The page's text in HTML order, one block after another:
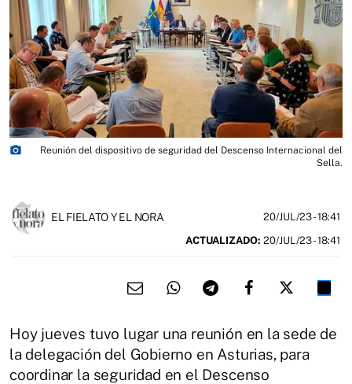
photo_camera
Reunión del dispositivo de seguridad del Descenso Internacional del
Sella.
EL FIELATO Y EL NORA 20/JUL/23- 18:41
ACTUALIZADO: 20/JUL/23 - 18:41
Hoy jueves tuvo lugar una reunión en la sede de
la delegación del Gobierno en Asturias, para
coordinar la seguridad en el Descenso